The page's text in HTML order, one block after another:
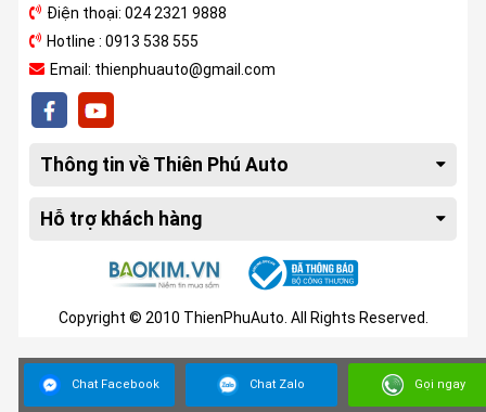
Điện thoại: 024 2321 9888
Hotline : 0913 538 555
Email: thienphuauto@gmail.com
Thông tin về Thiên Phú Auto
Hỗ trợ khách hàng
Copyright © 2010 ThienPhuAuto. All Rights Reserved.
Chat Facebook Gọi ngay
Chat Zalo